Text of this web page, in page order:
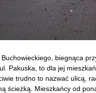
Buchowieckiego, biegnąca
ul. Pakuska, to dla jej
trudno to nazwać ulicą,
ścieżką. Mieszkańcy od